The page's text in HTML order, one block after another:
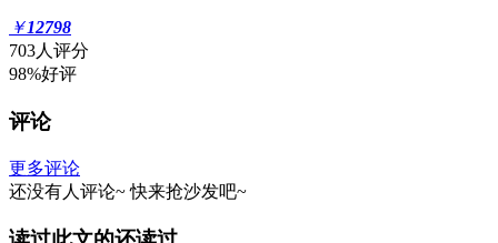
￥12798
703人评分
98%好评
评论
更多评论
还没有人评论~ 快来抢沙发吧~